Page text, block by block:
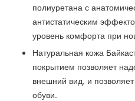
полиуретана с
антистатическим
уровень комфорта при
Натуральная кожа
покрытием позволяет
внешний вид, и
обуви.